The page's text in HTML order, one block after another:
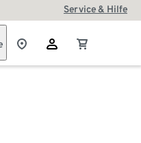
Service & Hilfe